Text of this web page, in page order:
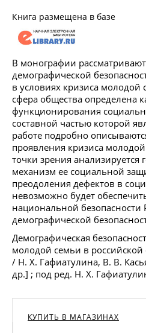
Книга размещена в базе
В монографии
демографической
в условиях кризиса молодой
сфера общества определена
функционирования
составной частью которой
работе подробно
проявления кризиса
точки зрения анализируется
механизм ее социальной
преодоления дефектов в
невозможно будет
национальной безопасности
демографической
Демографическая
молодой семьи в
/ Н. Х. Гафиатулина, В. В.
др.] ; под ред. Н. Х.
КУПИТЬ В МАГАЗИНАХ